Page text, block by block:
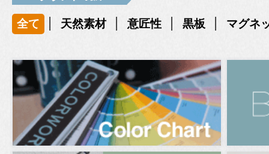
全て | 天然素材 | 意匠性 | 黒板 | マグネ